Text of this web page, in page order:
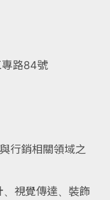
路84號
行銷相關領域之
視覺傳達、裝飾